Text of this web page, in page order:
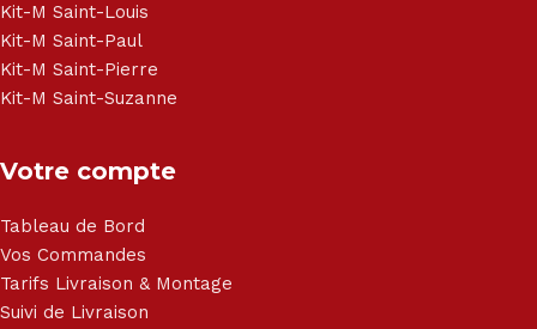
Haier, Sony, Cecotec, Westpoint, Dyson.
Kit-M Saint-Louis
Kit-M Saint-Paul
Kit-M Saint-Pierre
Kit-M Saint-Suzanne
Votre compte
Tableau de Bord
Vos Commandes
Tarifs Livraison & Montage
Suivi de Livraison